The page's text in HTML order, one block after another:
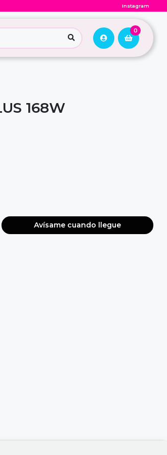
Instagram
0
168W
Avísame cuando llegue